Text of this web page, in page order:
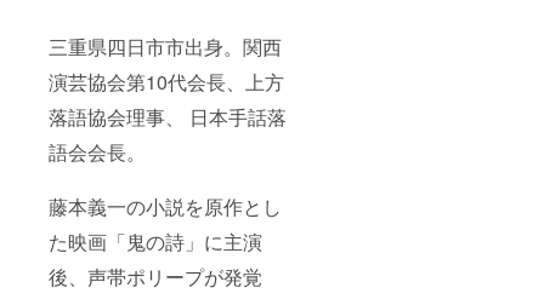
三重県四日市市出身。関西
演芸協会第10代会長、上方
落語協会理事、 日本手話落
語会会長。
藤本義一の小説を原作とし
た映画「鬼の詩」に主演
後、声帯ポリープが発覚